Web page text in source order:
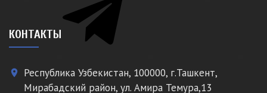
КОНТАКТЫ
place
Республика Узбекистан, 100000, г.Ташкент,
Мирабадский район, ул. Амира Темура,13